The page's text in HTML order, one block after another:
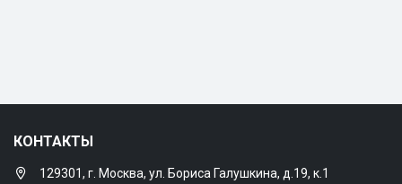
КОНТАКТЫ
129301, г. Москва, ул. Бориса Галушкина, д.19, к.1